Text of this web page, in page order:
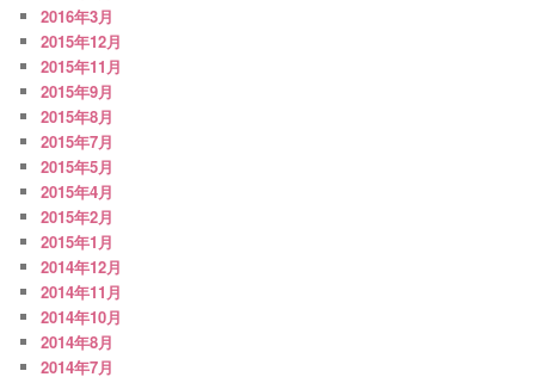
2016年3月
2015年12月
2015年11月
2015年9月
2015年8月
2015年7月
2015年5月
2015年4月
2015年2月
2015年1月
2014年12月
2014年11月
2014年10月
2014年8月
2014年7月